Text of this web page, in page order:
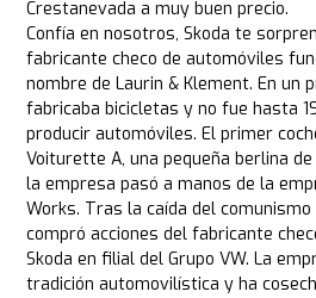
Crestanevada a muy buen precio.
Confía en nosotros, Skoda te
fabricante checo de automóviles
nombre de Laurin & Klement. En un
fabricaba bicicletas y no fue hasta
producir automóviles. El primer
Voiturette A, una pequeña berlina
la empresa pasó a manos de la
Works. Tras la caída del comunismo
compró acciones del fabricante
Skoda en filial del Grupo VW. La
tradición automovilística y ha